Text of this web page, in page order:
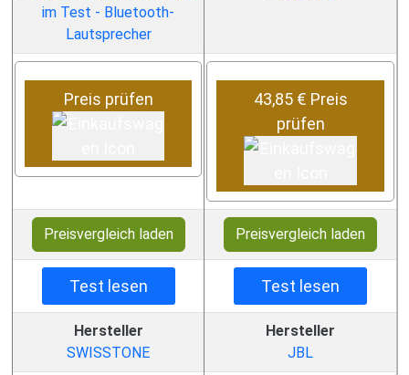
Preis prüfen
43,85 € Preis
prüfen
Preisvergleich laden Preisvergleich laden
Test lesen Test lesen
Hersteller
SWISSTONE
Hersteller
JBL